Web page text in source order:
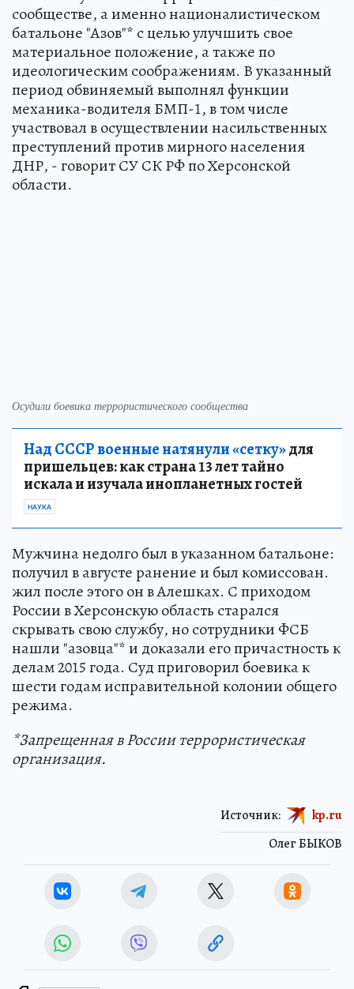
сообществе, а именно националистическом
батальоне "Азов"* с целью улучшить свое
материальное положение, а также по
идеологическим соображениям. В указанный
период обвиняемый выполнял функции
механика-водителя БМП-1, в том числе
участвовал в осуществлении насильственных
преступлений против мирного населения
ДНР, - говорит СУ СК РФ по Херсонской
области.
Осудили боевика террористического сообщества
Над СССР военные натянули «сетку»для
пришельцев: как страна 13 лет тайно
искала и изучала инопланетных гостей
НАУКА
Мужчина недолго был в указанном батальоне:
получил в августе ранение и был комиссован.
жил после этого он в Алешках. С приходом
России в Херсонскую область старался
скрывать свою службу, но сотрудники ФСБ
нашли "азовца"* и доказали его причастность к
делам 2015 года. Суд приговорил боевика к
шести годам исправительной колонии общего
режима.
*Запрещенная в России террористическая
организация.
Олег БЫКОВ
Источник: kp.ru